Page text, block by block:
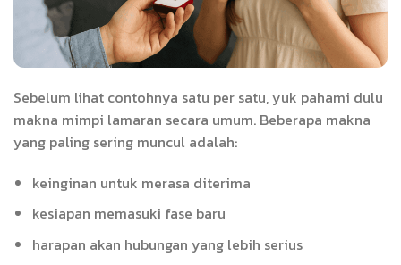
Sebelum lihat contohnya satu per satu, yuk pahami dulu
makna mimpi lamaran secara umum. Beberapa makna
yang paling sering muncul adalah:
keinginan untuk merasa diterima
kesiapan memasuki fase baru
harapan akan hubungan yang lebih serius